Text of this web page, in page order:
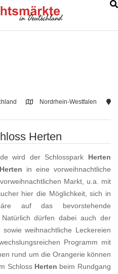
Nordrhein-Westfalen
Herten
wird der Schlosspark Herten
Herten in eine vorweihnachtliche
Markt, u.a. mit
hier die Möglichkeit, sich in
auf das bevorstehende
Natürlich dürfen dabei auch der
sowie weihnachtliche Leckereien
Programm mit
rund um die Orangerie können
Schloss Herten beim Rundgang